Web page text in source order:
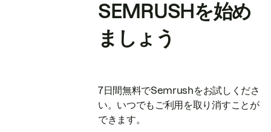
SEMRUSHを始め
ましょう
7日間無料でSemrushをお試しくださ
い。いつでもご利用を取り消すことが
できます。